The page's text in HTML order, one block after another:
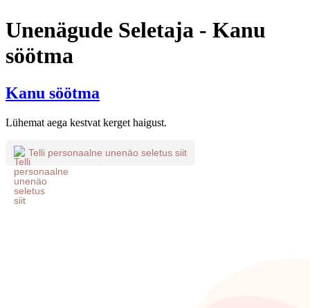
Unenägude Seletaja - Kanu
söötma
Kanu söötma
Lühemat aega kestvat kerget haigust.
Telli personaalne unenäo seletus siit